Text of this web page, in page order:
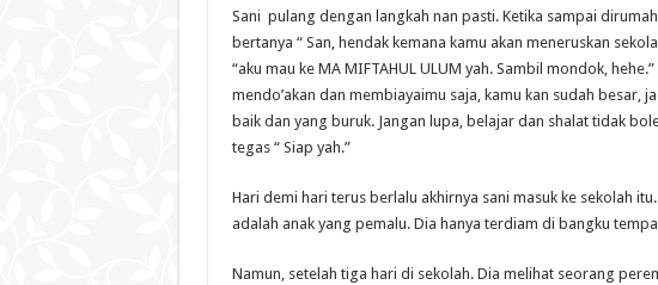
Sani pulang dengan langkah nan pasti. Ketika sampai
bertanya “ San, hendak kemana kamu akan meneruskan
“aku mau ke MA MIFTAHUL ULUM yah. Sambil mondok,
mendo’akan dan membiayaimu saja, kamu kan sudah besar,
baik dan yang buruk. Jangan lupa, belajar dan shalat tidak
tegas “ Siap yah.”
Hari demi hari terus berlalu akhirnya sani masuk ke sekolah
adalah anak yang pemalu. Dia hanya terdiam di bangku
Namun, setelah tiga hari di sekolah. Dia melihat seorang